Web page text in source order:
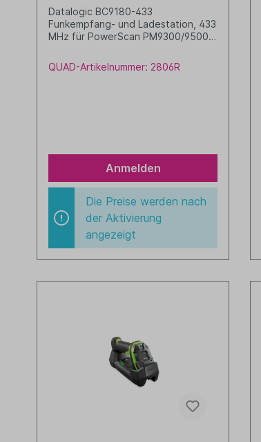
Datalogic BC9180-433
Funkempfang- und Ladestation, 433
MHz für PowerScan PM9300/9500
Akku laden benötigt Netzteil (8-
0935) und Kabel
QUAD-Artikelnummer: 2806R
Anmelden
Die Preise werden nach
der Aktivierung
angezeigt